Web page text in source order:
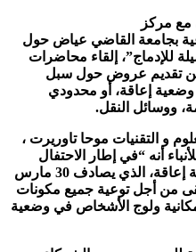
مع مركز
بجامعة القاضي عياض حول
للإدماج”، إلقاء محاضرات
تقديم عروض حول سبل
إعاقة، أو محدودي
ووسائل النقل.
و التقنيات موحا تاوريرت ،
أنه “في إطار الاحتفال
باليوم الوطني للأشخاص في وضعية إعاقة، الذي يصادف 30 مارس
من أجل توعية جميع مكونات
ولوج الأشخاص في وضعية